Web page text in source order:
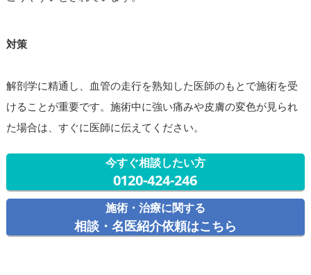
対策
解剖学に精通し、血管の走行を熟知した医師のもとで施術を受
けることが重要です。施術中に強い痛みや皮膚の変色が見られ
た場合は、すぐに医師に伝えてください。
今すぐ相談したい方
0120-424-246
施術・治療に関する
相談・名医紹介依頼はこちら